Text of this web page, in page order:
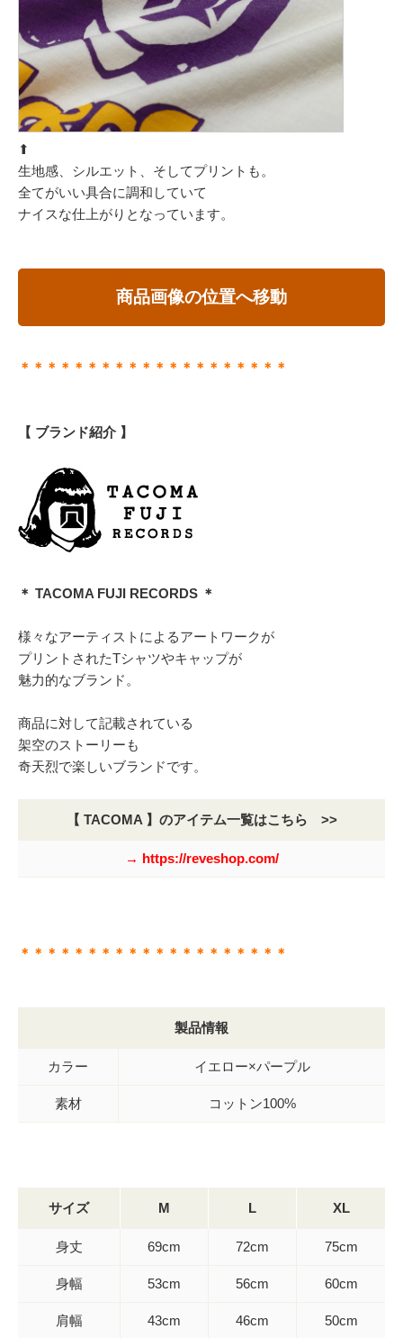
⬆︎
生地感、シルエット、そしてプリントも。
全てがいい具合に調和していて
ナイスな仕上がりとなっています。
商品画像の位置へ移動
＊＊＊＊＊＊＊＊＊＊＊＊＊＊＊＊＊＊＊＊
【 ブランド紹介 】
＊ TACOMA FUJI RECORDS ＊
様々なアーティストによるアートワークが
プリントされたTシャツやキャップが
魅力的なブランド。
商品に対して記載されている
架空のストーリーも
奇天烈で楽しいブランドです。
【 TACOMA 】のアイテム一覧はこちら >>
→ https://reveshop.com/
＊＊＊＊＊＊＊＊＊＊＊＊＊＊＊＊＊＊＊＊
製品情報
カラー イエロー×パープル
素材 コットン100%
サイズ M L XL
身丈 69cm 72cm 75cm
身幅 53cm 56cm 60cm
肩幅 43cm 46cm 50cm